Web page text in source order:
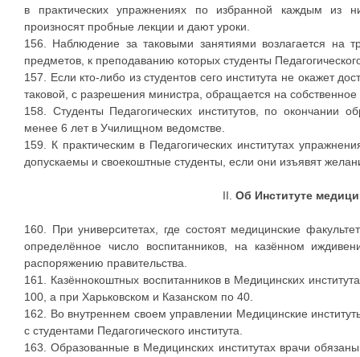
в практических упражнениях по избранной каждым из
произносят пробные лекции и дают уроки.
156. Наблюдение за таковыми занятиями возлагается на
предметов, к преподаванию которых студенты
157. Если кто-либо из студентов сего института не окажет
таковой, с разрешения министра, обращается на
158. Студенты Педагогических институтов, по окончании
менее 6 лет в Училищном ведомстве.
159. К практическим в Педагогических институтах
допускаемы и своекоштные студенты, если они изъявят
II. Об Институте
160. При университетах, где состоят медицинские
определённое число воспитанников, на казённом
распоряжению правительства.
161. Казённокоштных воспитанников в Медицинских
100, а при Харьковском и Казанском по 40.
162. Во внутреннем своем управлении Медицинские
с студентами Педагогического института.
163. Образованные в Медицинских институтах врачи